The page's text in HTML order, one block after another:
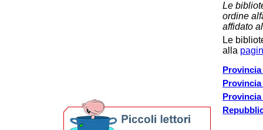
Le
ordine
affidato
Le
alla
Provincia